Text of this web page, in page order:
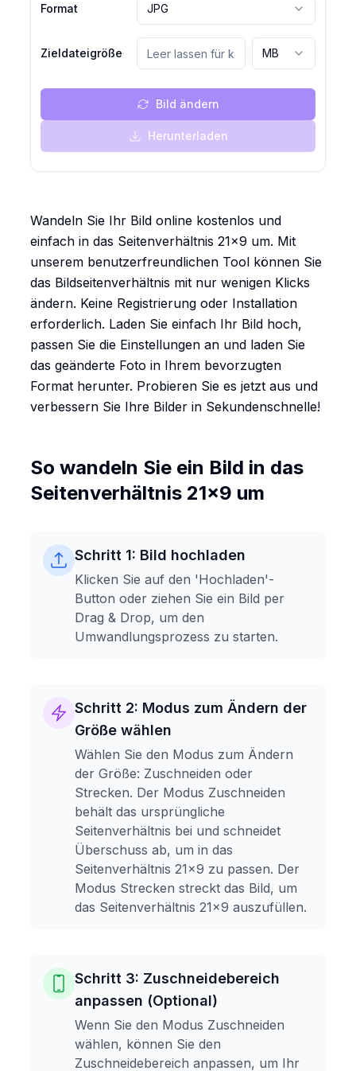
Format JPG
Zieldateigröße MB
Bild ändern
Herunterladen
Wandeln Sie Ihr Bild online kostenlos und
einfach in das Seitenverhältnis 21x9 um. Mit
unserem benutzerfreundlichen Tool können Sie
das Bildseitenverhältnis mit nur wenigen Klicks
ändern. Keine Registrierung oder Installation
erforderlich. Laden Sie einfach Ihr Bild hoch,
passen Sie die Einstellungen an und laden Sie
das geänderte Foto in Ihrem bevorzugten
Format herunter. Probieren Sie es jetzt aus und
verbessern Sie Ihre Bilder in Sekundenschnelle!
So wandeln Sie ein Bild in das
Seitenverhältnis 21x9 um
Schritt 1: Bild hochladen
Klicken Sie auf den 'Hochladen'-
Button oder ziehen Sie ein Bild per
Drag & Drop, um den
Umwandlungsprozess zu starten.
Schritt 2: Modus zum Ändern der
Größe wählen
Wählen Sie den Modus zum Ändern
der Größe: Zuschneiden oder
Strecken. Der Modus Zuschneiden
behält das ursprüngliche
Seitenverhältnis bei und schneidet
Überschuss ab, um in das
Seitenverhältnis 21x9 zu passen. Der
Modus Strecken streckt das Bild, um
das Seitenverhältnis 21x9 auszufüllen.
Schritt 3: Zuschneidebereich
anpassen (Optional)
Wenn Sie den Modus Zuschneiden
wählen, können Sie den
Zuschneidebereich anpassen, um Ihr